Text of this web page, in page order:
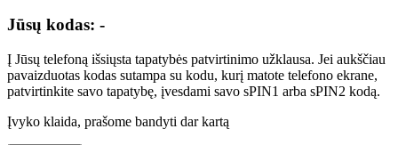
Jūsų kodas: -
Į Jūsų telefoną išsiųsta tapatybės patvirtinimo užklausa. Jei aukščiau
pavaizduotas kodas sutampa su kodu, kurį matote telefono ekrane,
patvirtinkite savo tapatybę, įvesdami savo sPIN1 arba sPIN2 kodą.
Įvyko klaida, prašome bandyti dar kartą